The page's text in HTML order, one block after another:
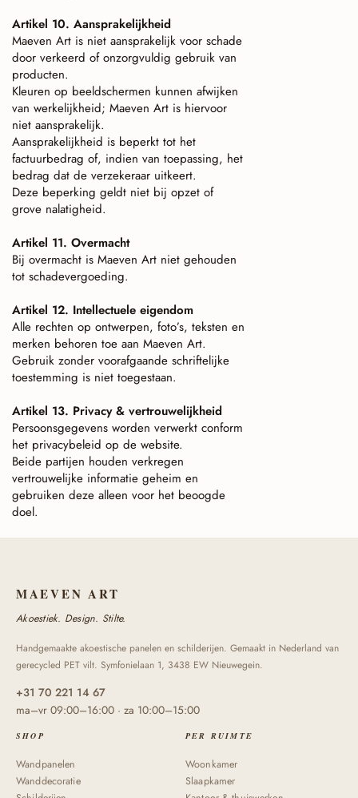
Artikel 10. Aansprakelijkheid
Maeven Art is niet aansprakelijk voor schade
door verkeerd of onzorgvuldig gebruik van
producten.
Kleuren op beeldschermen kunnen afwijken
van werkelijkheid; Maeven Art is hiervoor
niet aansprakelijk.
Aansprakelijkheid is beperkt tot het
factuurbedrag of, indien van toepassing, het
bedrag dat de verzekeraar uitkeert.
Deze beperking geldt niet bij opzet of
grove nalatigheid.
Artikel 11. Overmacht
Bij overmacht is Maeven Art niet gehouden
tot schadevergoeding.
Artikel 12. Intellectuele eigendom
Alle rechten op ontwerpen, foto’s, teksten en
merken behoren toe aan Maeven Art.
Gebruik zonder voorafgaande schriftelijke
toestemming is niet toegestaan.
Artikel 13. Privacy & vertrouwelijkheid
Persoonsgegevens worden verwerkt conform
het privacybeleid op de website.
Beide partijen houden verkregen
vertrouwelijke informatie geheim en
gebruiken deze alleen voor het beoogde
doel.
MAEVEN ART
Akoestiek. Design. Stilte.
Handgemaakte akoestische panelen en schilderijen. Gemaakt in Nederland van
gerecycled PET vilt. Symfonielaan 1, 3438 EW Nieuwegein.
+31 70 221 14 67
ma–vr 09:00–16:00 · za 10:00–15:00
SHOP
Wandpanelen
Wanddecoratie
PER RUIMTE
Woonkamer
Slaapkamer